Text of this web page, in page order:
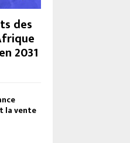
des
2031
la vente